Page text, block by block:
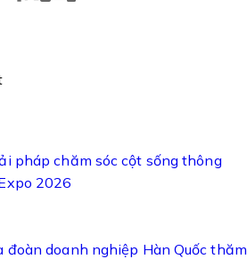
pháp chăm sóc cột sống thông
2026
đoàn doanh nghiệp Hàn Quốc thăm